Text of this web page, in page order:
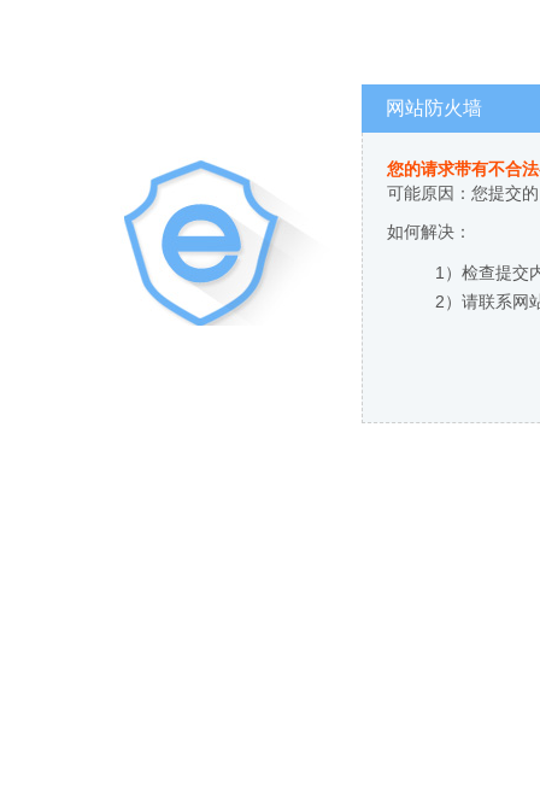
网站防火墙
您的请求带有不合
可能原因：您提交
如何解决：
1）检查提交
2）请联系网